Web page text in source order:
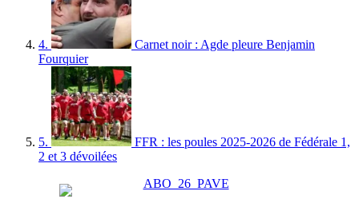
4.
Carnet noir : Agde pleure Benjamin
Fourquier
5.
FFR : les poules 2025-2026 de Fédérale 1,
2 et 3 dévoilées